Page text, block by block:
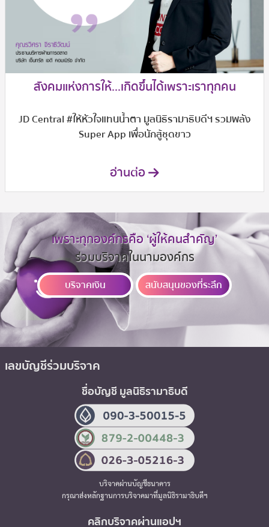
สังคมแห่งการให้...เกิดขึ้นได้เพราะเราทุกคน
JD Central #ให้หัวใจแทนน้ำตา มูลนิธิรามาธิบดีฯ รวมพลัง
Super App เพื่อนักสู้ชุดขาว
อ่านต่อ
เพราะทุกองค์กรคือ ‘ผู้ให้คนสำคัญ’
ร่วมบริจาคในนามองค์กร
บริจาคเงิน สนับสนุนของที่ระลึก
เลขบัญชีร่วมบริจาค
ชื่อบัญชี มูลนิธิรามาธิบดี
บริจาคผ่านบัญชีธนาคาร
กรุณาส่งหลักฐานการบริจาคมาที่มูลนิธิรามาธิบดีฯ
คลิกบริจาคผ่านแอปฯ